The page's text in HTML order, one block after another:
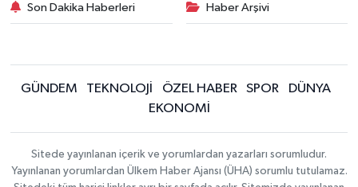
Son Dakika Haberleri Haber Arşivi
GÜNDEM TEKNOLOJİ ÖZEL HABER SPOR
DÜNYA
EKONOMİ
Sitede yayınlanan içerik ve yorumlardan yazarları sorumludur.
Yayınlanan yorumlardan Ülkem Haber Ajansı (ÜHA) sorumlu tutulamaz.